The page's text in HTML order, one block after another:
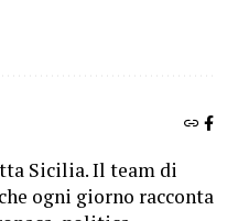
Sicilia. Il team di
ogni giorno racconta